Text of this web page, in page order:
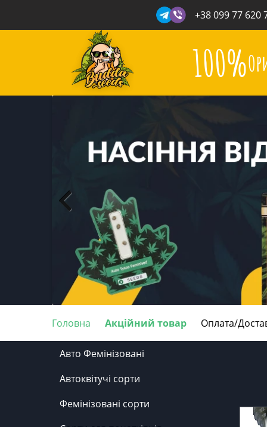
+38 099 77 620
100%
Головна Акційний товар Оплата/
Авто Фемінізовані
Автоквітучі сорти
Фемінізовані сорти